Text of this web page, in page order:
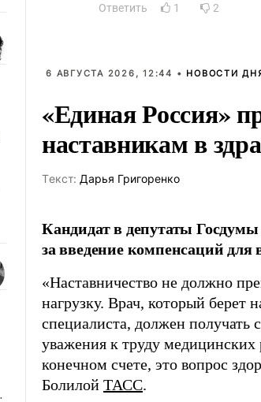
Ответить
1 2
6 АВГУСТА 2026, 12:44 • НОВОСТИ
«Единая Россия»
наставникам в
Tекст: Дарья Григоренко
Кандидат в депутаты
за введение компенсаций для
«Наставничество не должно
нагрузку. Врач, который берет
специалиста, должен получать
уважения к труду медицинских
конечном счете, это вопрос
Болилой ТАСС.